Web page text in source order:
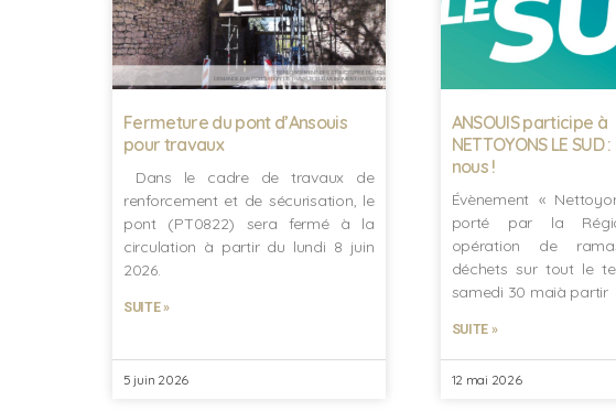
Fermeture du pont d’Ansouis
pour travaux
Dans le cadre de travaux de
renforcement et de sécurisation, le
pont (PT0822) sera fermé à la
circulation à partir du lundi 8 juin
2026.
SUITE »
5 juin 2026
ANSOUIS participe à
NETTOYONS LE
nous !
Évènement «
porté par la
opération de
déchets sur tout le
samedi 30 maià partir
SUITE »
12 mai 2026